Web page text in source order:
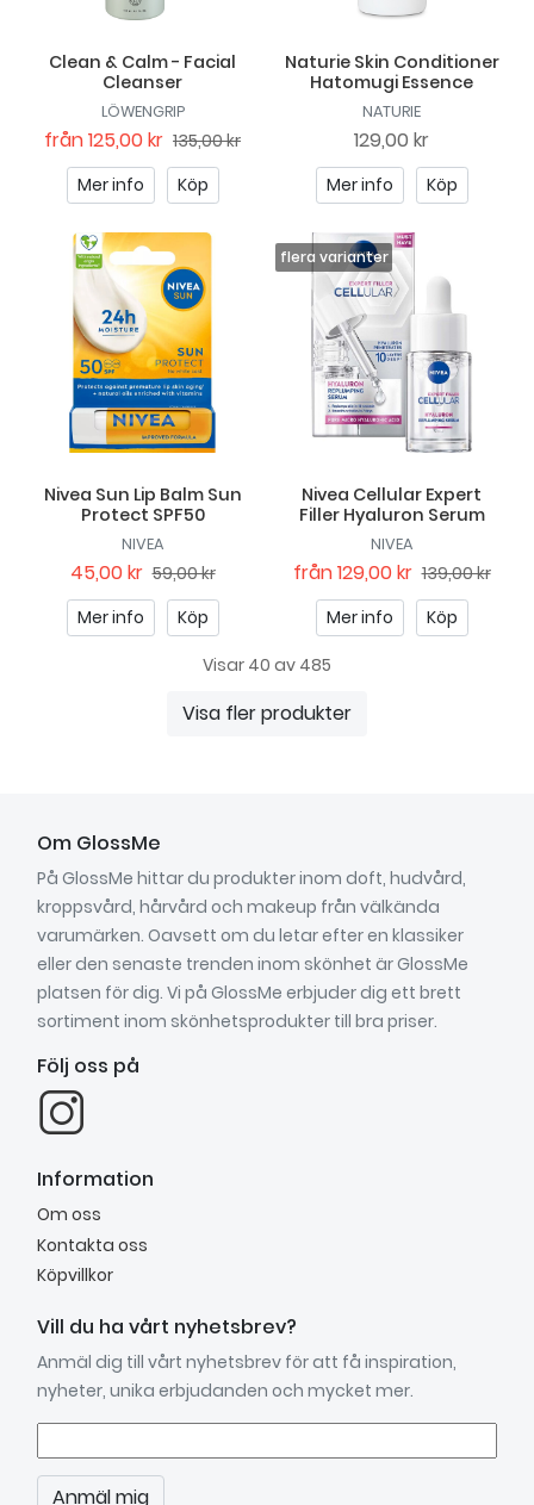
Clean & Calm - Facial
Cleanser
LÖWENGRIP
från125,00 kr 135,00 kr
Mer info
Köp
Naturie Skin Conditioner
Hatomugi Essence
NATURIE
129,00 kr
Mer info Köp
Nivea Sun Lip Balm Sun
Protect SPF50
NIVEA
45,00 kr 59,00 kr
Mer info
Köp
Nivea Cellular Expert
Filler Hyaluron Serum
NIVEA
från129,00 kr 139,00 kr
Mer info
Köp
Visar 40 av 485
Visa fler produkter
Om GlossMe
På GlossMe hittar du produkter inom doft, hudvård,
kroppsvård, hårvård och makeup från välkända
varumärken. Oavsett om du letar efter en klassiker
eller den senaste trenden inom skönhet är GlossMe
platsen för dig. Vi på GlossMe erbjuder dig ett brett
sortiment inom skönhetsprodukter till bra priser.
Följ oss på
Information
Om oss
Kontakta oss
Köpvillkor
Vill du ha vårt nyhetsbrev?
Anmäl dig till vårt nyhetsbrev för att få inspiration,
nyheter, unika erbjudanden och mycket mer.
Anmäl mig